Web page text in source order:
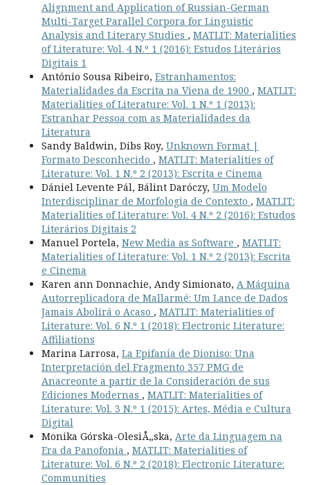
Alignment and Application of Russian-German
Multi-Target Parallel Corpora for Linguistic
Analysis and Literary Studies , MATLIT: Materialities
of Literature: Vol. 4 N.º 1 (2016): Estudos Literários
Digitais 1
António Sousa Ribeiro, Estranhamentos:
Materialidades da Escrita na Viena de 1900 , MATLIT:
Materialities of Literature: Vol. 1 N.º 1 (2013):
Estranhar Pessoa com as Materialidades da
Literatura
Sandy Baldwin, Dibs Roy, Unknown Format |
Formato Desconhecido , MATLIT: Materialities of
Literature: Vol. 1 N.º 2 (2013): Escrita e Cinema
Dániel Levente Pál, Bálint Daróczy, Um Modelo
Interdisciplinar de Morfologia de Contexto , MATLIT:
Materialities of Literature: Vol. 4 N.º 2 (2016): Estudos
Literários Digitais 2
Manuel Portela, New Media as Software , MATLIT:
Materialities of Literature: Vol. 1 N.º 2 (2013): Escrita
e Cinema
Karen ann Donnachie, Andy Simionato, A Máquina
Autorreplicadora de Mallarmé: Um Lance de Dados
Jamais Abolirá o Acaso , MATLIT: Materialities of
Literature: Vol. 6 N.º 1 (2018): Electronic Literature:
Affiliations
Marina Larrosa, La Epifanía de Dioniso: Una
Interpretación del Fragmento 357 PMG de
Anacreonte a partir de la Consideración de sus
Ediciones Modernas , MATLIT: Materialities of
Literature: Vol. 3 N.º 1 (2015): Artes, Média e Cultura
Digital
Monika Górska-OlesiÅ„ska, Arte da Linguagem na
Era da Panofonia , MATLIT: Materialities of
Literature: Vol. 6 N.º 2 (2018): Electronic Literature:
Communities